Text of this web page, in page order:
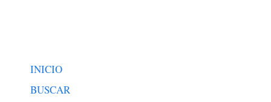
INICIO
BUSCAR